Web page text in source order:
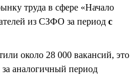
труда в сфере «Начало
из СЗФО за период с
около 28 000 вакансий, это
аналогичный период